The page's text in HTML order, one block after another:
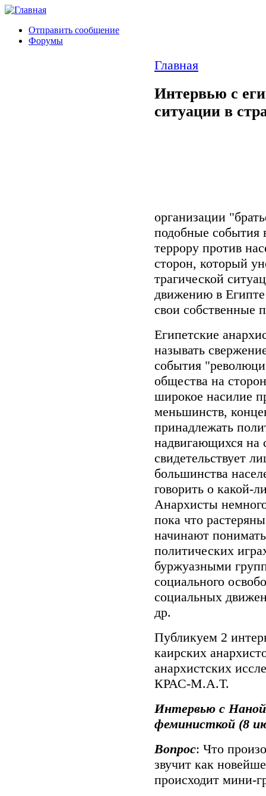
Отправить сообщение
Форумы
Главная
Интервью с
ситуации в
организации
подобные события
террору против
сторон, который
трагической
движению в Египте
свои
Египетские
называть
события
общества на
широкое насилие
меньшинств,
принадлежать
надвигающихся
свидетельствует
большинства
говорить о какой-
Анархисты
пока что
начинают
политических
буржуазными
социального
социальных
др.
Публикуем 2
каирских
анархистских
КРАС-М.А.Т.
Интервью с Наной
феминисткой (8
Вопрос: Что
звучит как
происходит мини-